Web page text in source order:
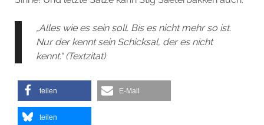
„Alles wie es sein soll. Bis es nicht mehr so ist.
Nur der kennt sein Schicksal, der es nicht
kennt.“ (Textzitat)
teilen E-Mail
teilen